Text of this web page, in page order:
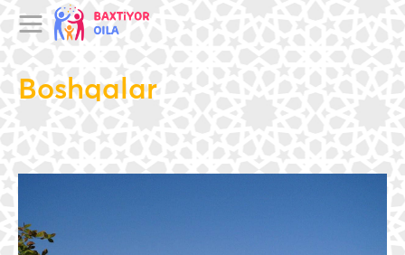
Boshqalar